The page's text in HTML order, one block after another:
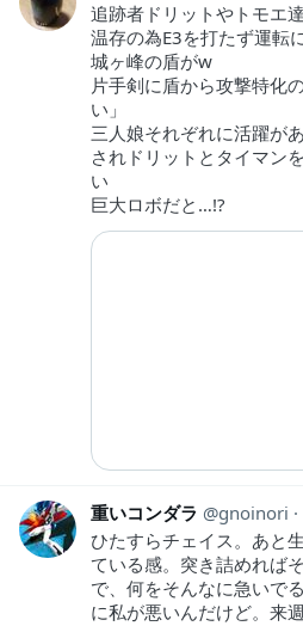
追跡者ドリットやトモエ
温存の為E3を打たず運転
城ヶ峰の盾がw
片手剣に盾から攻撃特化
い」
三人娘それぞれに活躍が
されドリットとタイマン
い
巨大ロボだと…!?
重いコンダラ gnoinori
ひたすらチェイス。あと
ている感。突き詰めれば
で、何をそんなに急いで
に私が悪いんだけど。来